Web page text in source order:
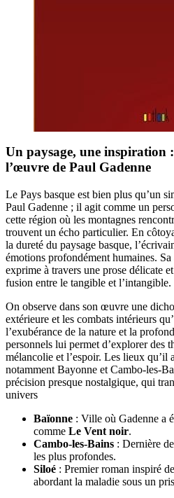
Un paysage, une inspiration
l’œuvre de Paul Gadenne
Le Pays basque est bien plus qu’un
Paul Gadenne ; il agit comme un
cette région où les montagnes
trouvent un écho particulier. En
la dureté du paysage basque,
émotions profondément humaines.
exprime à travers une prose délicate
fusion entre le tangible et l’intangible.
On observe dans son œuvre une
extérieure et les combats intérieurs
l’exubérance de la nature et la
personnels lui permet d’explorer des
mélancolie et l’espoir. Les lieux qu’il
notamment Bayonne et Cambo-les-
précision presque nostalgique, qui
univers
Baïonne : Ville où Gadenne a
comme Le Vent noir.
Cambo-les-Bains : Dernière
les plus profondes.
Siloé : Premier roman inspiré
abordant la maladie sous un